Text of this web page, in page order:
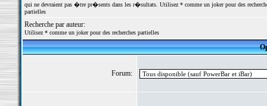
qui ne devraient pas �tre pr�sents dans les r�sultats. Utilisez * comme un joker pour des
partielles
Recherche par auteur:
Utilisez * comme un joker pour des recherches partielles
Forum: